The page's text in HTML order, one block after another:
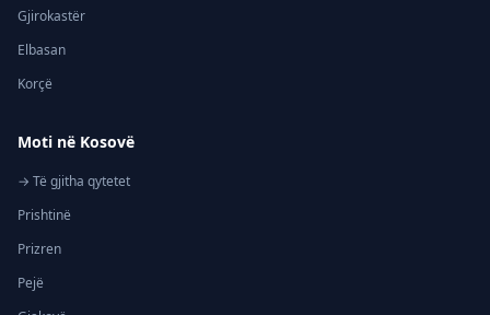
Gjirokastër
Elbasan
Korçë
Moti në Kosovë
→ Të gjitha qytetet
Prishtinë
Prizren
Pejë